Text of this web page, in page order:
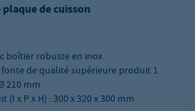
de cuisson
boîtier robuste en inox
fonte de qualité supérieure produit 1
210 mm
x P x H) : 300 x 320 x 300 mm